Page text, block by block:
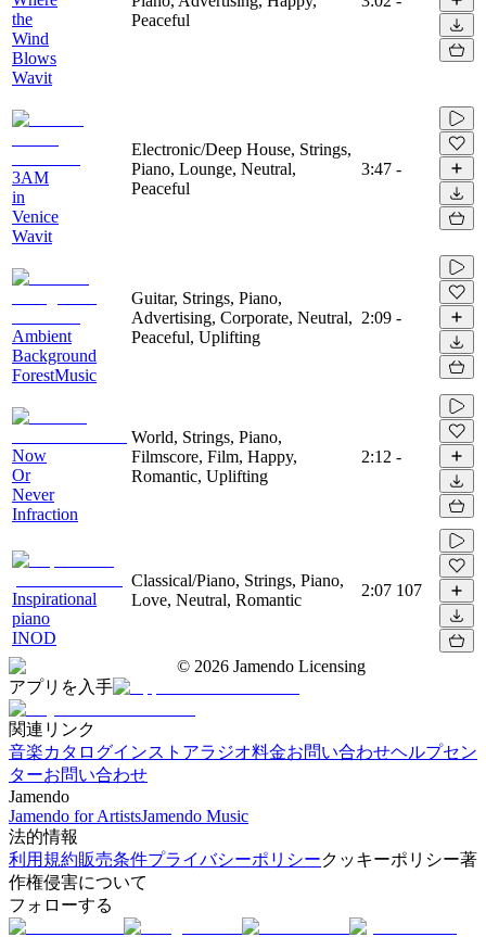
the
Wind
Blows
Wavit
Peaceful
3AM
in
Venice
Wavit
Electronic/Deep House, Strings,
Piano, Lounge, Neutral,
Peaceful
3:47 -
Ambient
Background
ForestMusic
Guitar, Strings, Piano,
Advertising, Corporate, Neutral,
Peaceful, Uplifting
2:09 -
Now
Or
Never
Infraction
World, Strings, Piano,
Filmscore, Film, Happy,
Romantic, Uplifting
2:12 -
Inspirational
piano
INOD
Classical/Piano, Strings, Piano,
Love, Neutral, Romantic
2:07 107
© 2026 Jamendo Licensing
アプリを入手
関連リンク
音楽カタログインストアラジオ料金お問い合わせヘルプセン
ターお問い合わせ
Jamendo
Jamendo for ArtistsJamendo Music
法的情報
利用規約販売条件プライバシーポリシークッキーポリシー著
作権侵害について
フォローする